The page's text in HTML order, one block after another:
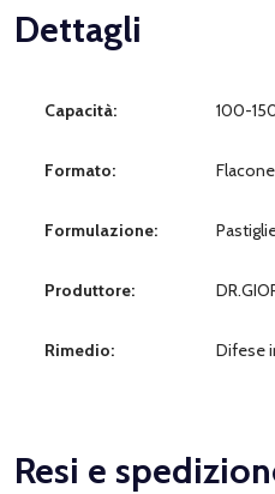
Dettagli
Capacità: 100-
Formato: Flacone
Formulazione:
Produttore:
Rimedio: Difese
Resi e